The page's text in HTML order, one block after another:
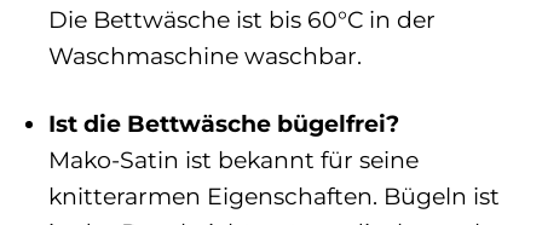
Die Bettwäsche ist bis 60°C in der
Waschmaschine waschbar.
Ist die Bettwäsche bügelfrei?
Mako-Satin ist bekannt für seine
knitterarmen Eigenschaften. Bügeln ist